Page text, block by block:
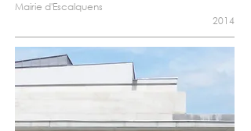
Mairie d'Escalquens
2014